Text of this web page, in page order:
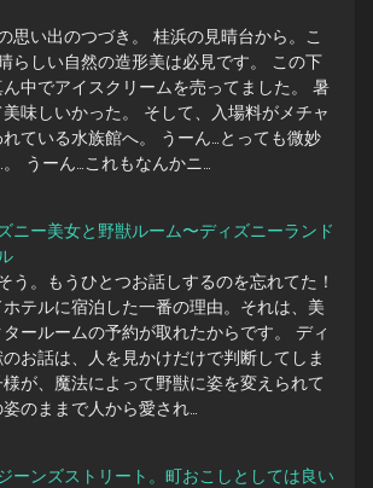
思い出のつづき。 桂浜の見晴台から。こ
らしい自然の造形美は必見です。 この下
中でアイスクリームを売ってました。 暑
味しいかった。 そして、入場料がメチャ
ている水族館へ。 うーん…とっても微妙
うーん…これもなんかニ…
ニー美女と野獣ルーム〜ディズニーランド
う。もうひとつお話しするのを忘れてた！
テルに宿泊した一番の理由。それは、美
ールームの予約が取れたからです。 ディ
お話は、人を見かけだけで判断してしま
が、魔法によって野獣に姿を変えられて
のままで人から愛され…
ーンズストリート。町おこしとしては良い